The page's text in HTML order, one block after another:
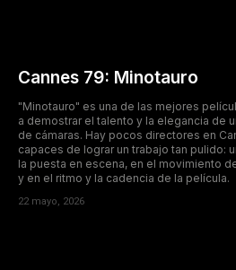
Cannes 79: Minotauro
"Minotauro" es una de las mejores
a demostrar el talento y la elegancia de
de cámaras. Hay pocos directores en
capaces de lograr un trabajo tan pulido:
la puesta en escena, en el movimiento
y en el ritmo y la cadencia de la película.
22 mayo, 2026